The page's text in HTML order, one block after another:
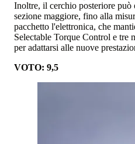
Inoltre, il cerchio posteriore può
sezione maggiore, fino alla
pacchetto l'elettronica, che
Selectable Torque Control e tre
per adattarsi alle nuove
VOTO: 9,5